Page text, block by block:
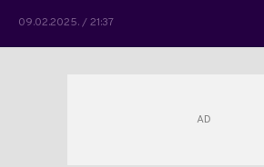
09.02.2025. / 21:37